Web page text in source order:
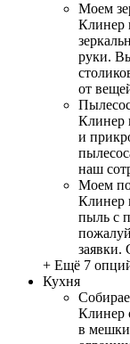
Моем
Клинер
руки.
от
Клинер
и
наш
Моем
Клинер
пыль с
заявки.
+ Ещё 7
Кухня
Клинер
в мешки